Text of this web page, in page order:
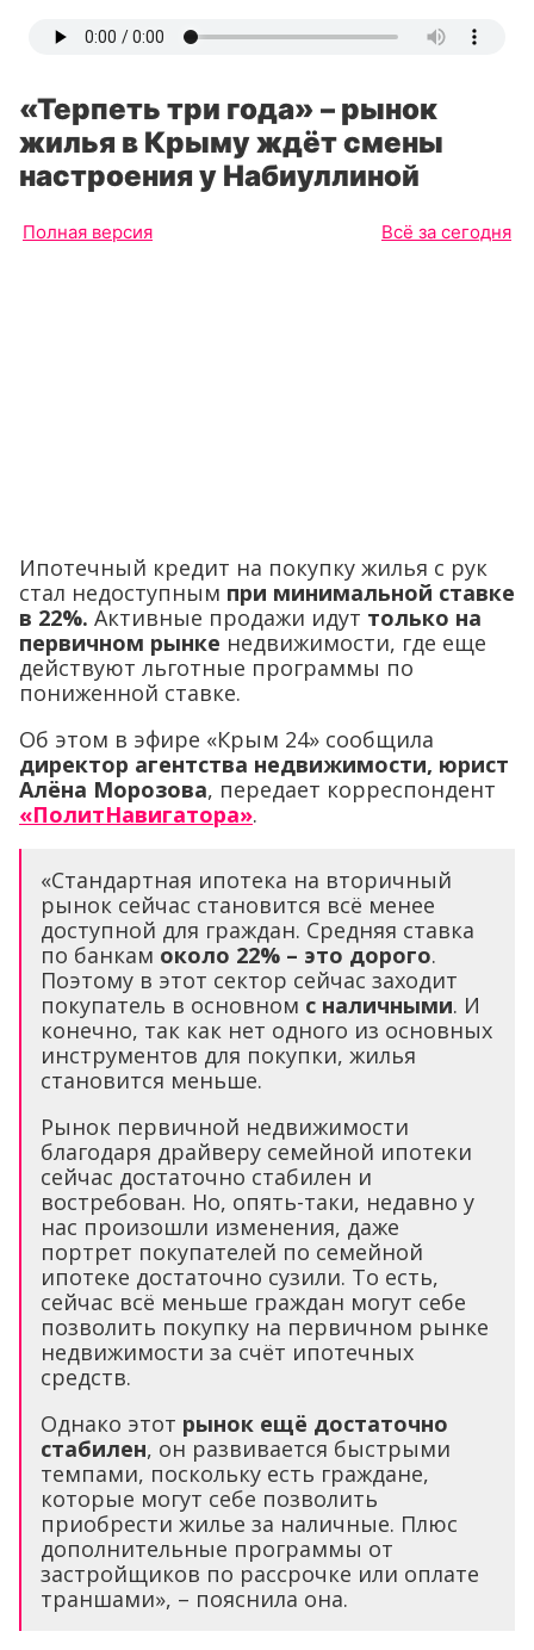
«Терпеть три года» – рынок
жилья в Крыму ждёт смены
настроения у Набиуллиной
Полная версия Всё за сегодня
Ипотечный кредит на покупку жилья с рук
стал недоступным при минимальной ставке
в 22%. Активные продажи идут только на
первичном рынке недвижимости, где еще
действуют льготные программы по
пониженной ставке.
Об этом в эфире «Крым 24» сообщила
директор агентства недвижимости, юрист
Алёна Морозова, передает корреспондент
«ПолитНавигатора».
«Стандартная ипотека на вторичный
рынок сейчас становится всё менее
доступной для граждан. Средняя ставка
по банкам около 22% – это дорого.
Поэтому в этот сектор сейчас заходит
покупатель в основном с наличными. И
конечно, так как нет одного из основных
инструментов для покупки, жилья
становится меньше.
Рынок первичной недвижимости
благодаря драйверу семейной ипотеки
сейчас достаточно стабилен и
востребован. Но, опять-таки, недавно у
нас произошли изменения, даже
портрет покупателей по семейной
ипотеке достаточно сузили. То есть,
сейчас всё меньше граждан могут себе
позволить покупку на первичном рынке
недвижимости за счёт ипотечных
средств.
Однако этот рынок ещё достаточно
стабилен, он развивается быстрыми
темпами, поскольку есть граждане,
которые могут себе позволить
приобрести жилье за наличные. Плюс
дополнительные программы от
застройщиков по рассрочке или оплате
траншами», – пояснила она.